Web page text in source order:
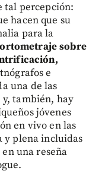
tal percepción:
hacen que su
para la
sobre
e
una de las
y, también, hay
jóvenes
en vivo en las
y plena incluidas
una reseña